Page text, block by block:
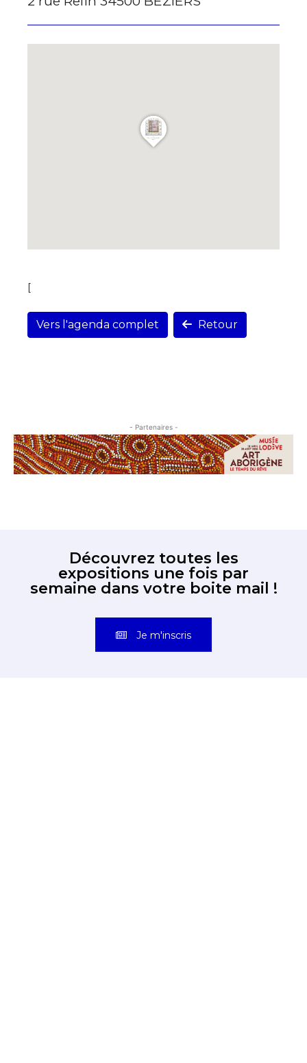
[
Vers l'agenda complet Retour
- Partenaires -
Découvrez toutes les
expositions une fois par
semaine dans votre boite mail !
Je m'inscris